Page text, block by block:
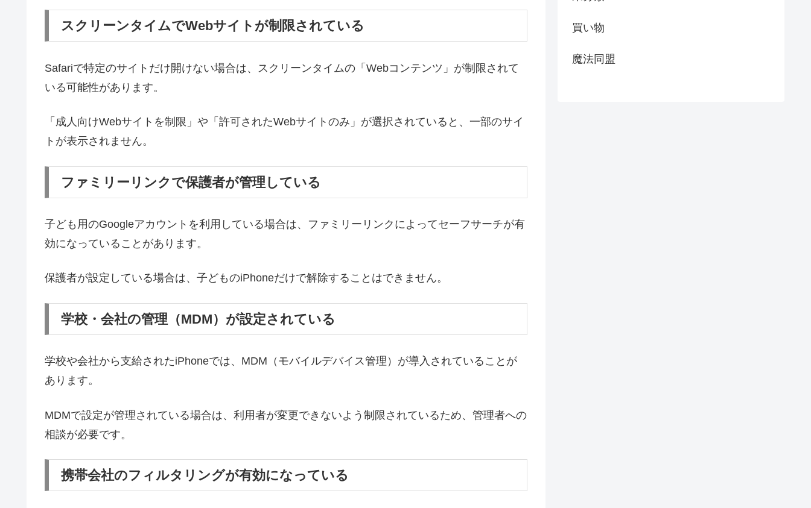
スクリーンタイムでWebサイトが制限されている
Safariで特定のサイトだけ開けない場合は、スクリーンタイムの「Webコンテンツ」が制限されて
いる可能性があります。
「成人向けWebサイトを制限」や「許可されたWebサイトのみ」が選択されていると、一部のサイ
トが表示されません。
ファミリーリンクで保護者が管理している
子ども用のGoogleアカウントを利用している場合は、ファミリーリンクによってセーフサーチが有
効になっていることがあります。
保護者が設定している場合は、子どものiPhoneだけで解除することはできません。
学校・会社の管理（MDM）が設定されている
学校や会社から支給されたiPhoneでは、MDM（モバイルデバイス管理）が導入されていることが
あります。
MDMで設定が管理されている場合は、利用者が変更できないよう制限されているため、管理者への
相談が必要です。
携帯会社のフィルタリングが有効になっている
買い物
魔法同盟